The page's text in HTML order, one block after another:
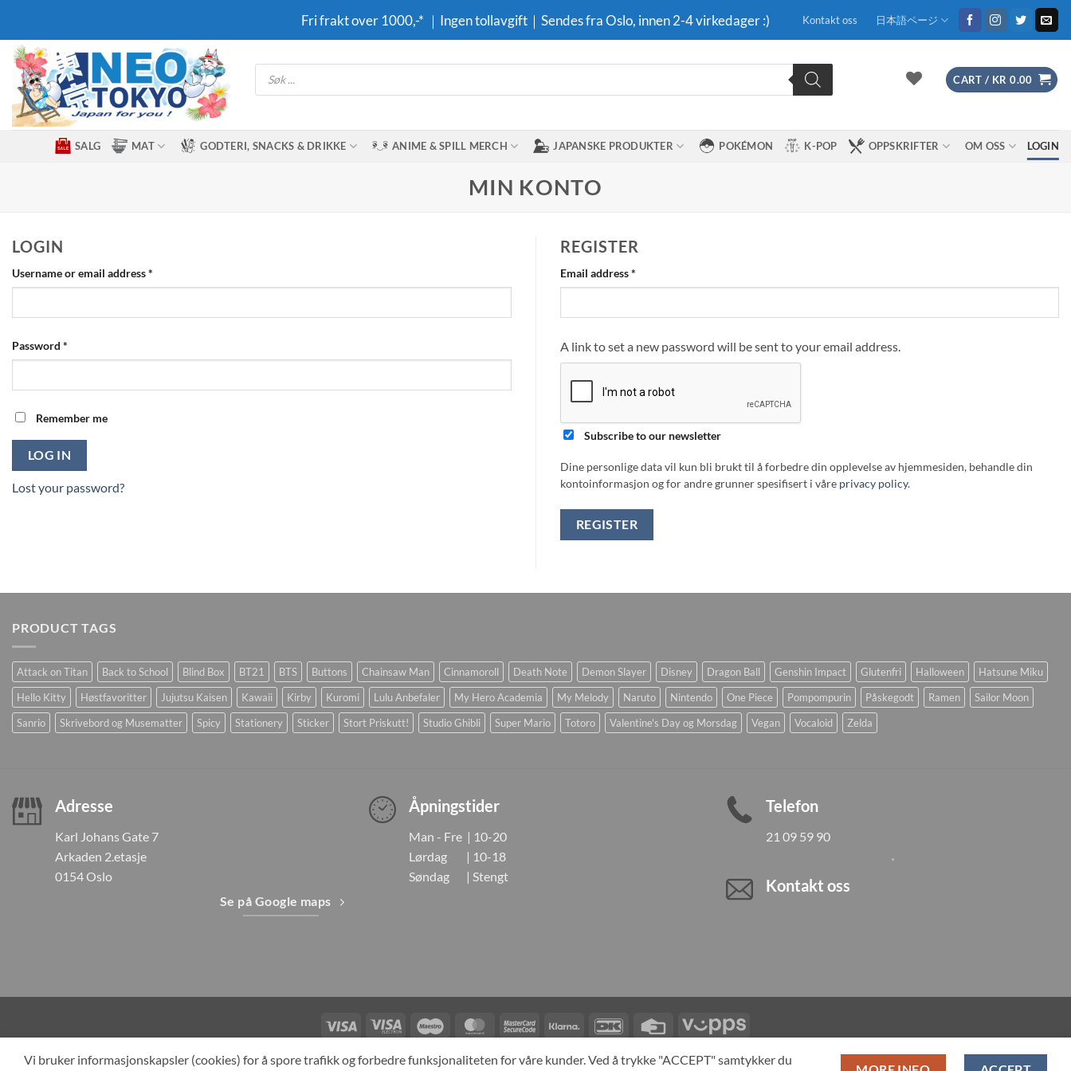
content
Fri frakt over 1000,-* ｜Ingen tollavgift｜Sendes fra Oslo, innen 2-4 virkedager :) Kontakt oss 日本語ページ
Products
search
CART / KR 0.00
SALG MAT GODTERI, SNACKS & DRIKKE ANIME & SPILL MERCH JAPANSKE PRODUKTER POKÉMON K-POP OPPSKRIFTER OM OSS LOGIN
MIN KONTO
LOGIN
Username or email address*
Password *
Remember me
LOG IN
Lost your password?
REGISTER
Email address*
A link to set a new password will be sent to your email address.
Subscribe to our newsletter
Dine personlige data vil kun bli brukt til å forbedre din opplevelse av hjemmesiden, behandle din
kontoinformasjon og for andre grunner spesifisert i våre privacy policy.
REGISTER
PRODUCT TAGS
Attack on Titan Back to School Blind Box BT21 BTS Buttons Chainsaw Man Cinnamoroll Death Note Demon Slayer Disney Dragon Ball Genshin Impact Glutenfri Halloween
Hatsune Miku
Hello Kitty
Høstfavoritter Jujutsu Kaisen Kawaii Kirby Kuromi Lulu Anbefaler My Hero Academia My Melody Naruto Nintendo One Piece Pompompurin Påskegodt Ramen
Sailor Moon
Sanrio
Skrivebord og Musematter Spicy Stationery Sticker Stort Priskutt! Studio Ghibli Super Mario Totoro Valentine's Day og Morsdag Vegan Vocaloid Zelda
Adresse
Karl Johans Gate 7
Arkaden 2.etasje
0154 Oslo
Se på Google maps
Åpningstider
Man - Fre | 10-20
Lørdag | 10-18
Søndag | Stengt
Telefon
21 09 59 90
Kontakt oss
Visa
Visa
Electron
Maestro MasterCardMasterCard
2
Klarna DanKort
Credit
Card
Vipps
TILBAKEKALLINGER KONTAKT OSS OM OSS SPESIALBESTILLING MIN KONTO ALL PRODUCTS
Vi bruker informasjonskapsler (cookies) for å spore trafikk og forbedre funksjonaliteten for våre kunder. Ved å trykke "ACCEPT" samtykker du